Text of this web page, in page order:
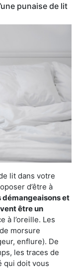
punaise de lit
lit dans votre
d’être à
démangeaisons et
être un
à l’oreille. Les
morsure
enflure). De
les traces de
qui doit vous